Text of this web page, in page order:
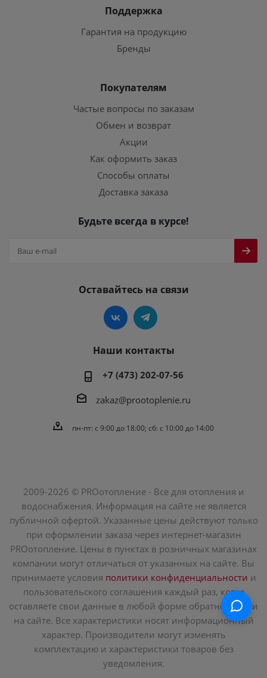
Поддержка
Гарантия на продукцию
Бренды
Покупателям
Частые вопросы по заказам
Обмен и возврат
Акции
Как оформить заказ
Способы оплаты
Доставка заказа
Будьте всегда в курсе!
Оставайтесь на связи
Наши контакты
+7 (473) 202-07-56
zakaz@prootoplenie.ru
пн-пт: c 9:00 до 18:00; сб: с 10:00 до 14:00
2009-2026 © PROотопление - Все для отопления и
водоснабжения. Информация на сайте не является
публичной офертой. Указанные цены действуют только
при оформлении заказа через интернет-магазин
PROотопление. Цены в пунктах в розничных магазинах
компании могут отличаться от указанных на сайте. Вы
принимаете условия политики конфиденциальности и
пользовательского соглашения каждый раз, когда
оставляете свои данные в любой форме обратной связи
на сайте. Все характеристики носят информационный
характер. Производители могут изменять
комплектацию и характеристики товаров без
уведомления.